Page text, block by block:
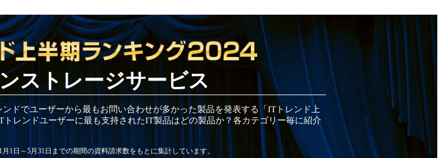
ストレージサービス
ンドでユーザーから最もお問い合わせが多かった製品を発表する「ITトレンド上
トレンドユーザーに最も支持されたIT製品はどの製品か？各カテゴリー毎に紹介
月1日～5月31日 までの期間の資料請求数をもとに集計しています。